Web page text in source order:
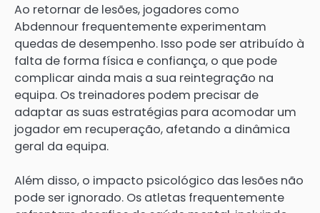
Ao retornar de lesões, jogadores como
Abdennour frequentemente experimentam
quedas de desempenho. Isso pode ser atribuído à
falta de forma física e confiança, o que pode
complicar ainda mais a sua reintegração na
equipa. Os treinadores podem precisar de
adaptar as suas estratégias para acomodar um
jogador em recuperação, afetando a dinâmica
geral da equipa.
Além disso, o impacto psicológico das lesões não
pode ser ignorado. Os atletas frequentemente